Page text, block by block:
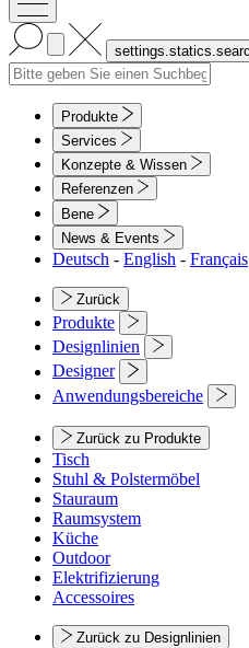
Produkte
Services
Konzepte & Wissen
Referenzen
Bene
News & Events
Deutsch - English - Français
Zurück
Produkte
Designlinien
Designer
Anwendungsbereiche
Zurück zu Produkte
Tisch
Stuhl & Polstermöbel
Stauraum
Raumsystem
Küche
Outdoor
Elektrifizierung
Accessoires
Zurück zu Designlinien